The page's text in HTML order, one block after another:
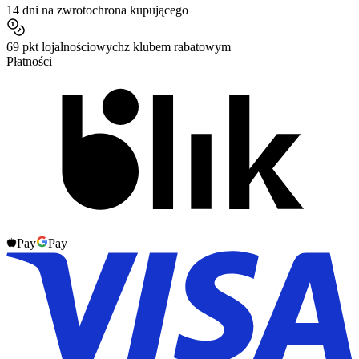
14 dni na zwrotochrona kupującego
69 pkt lojalnościowychz klubem rabatowym
Płatności
Pay Pay